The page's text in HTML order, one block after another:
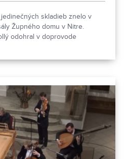
skladieb znelo v
Župného domu v Nitre.
odohral v doprovode